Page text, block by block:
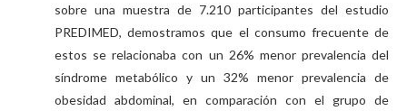
sobre una muestra de 7.210 participantes del estudio
PREDIMED, demostramos que el consumo frecuente de
estos se relacionaba con un 26% menor prevalencia del
síndrome metabólico y un 32% menor prevalencia de
obesidad abdominal, en comparación con el grupo de